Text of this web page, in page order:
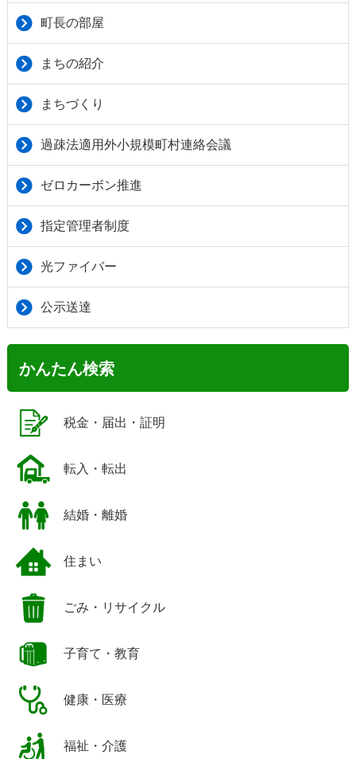
町長の部屋
まちの紹介
まちづくり
過疎法適用外小規模町村連絡会議
ゼロカーボン推進
指定管理者制度
光ファイバー
公示送達
かんたん検索
税金・届出・証明
転入・転出
結婚・離婚
住まい
ごみ・リサイクル
子育て・教育
健康・医療
福祉・介護